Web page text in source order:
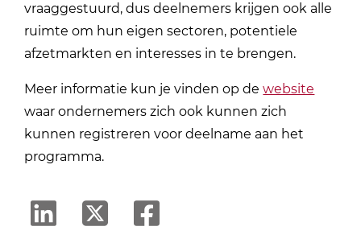
vraaggestuurd, dus deelnemers krijgen ook alle
ruimte om hun eigen sectoren, potentiele
afzetmarkten en interesses in te brengen.
Meer informatie kun je vinden op dewebsite
waar ondernemers zich ook kunnen zich
kunnen registreren voor deelname aan het
programma.